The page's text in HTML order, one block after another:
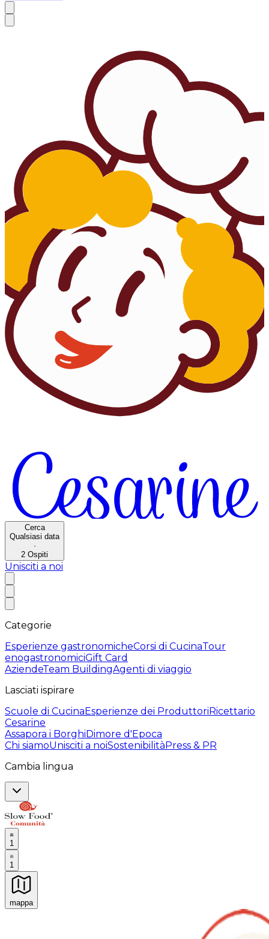
Cerca
Qualsiasi data
·
2 Ospiti
Unisciti a noi
Categorie
Esperienze gastronomicheCorsi di CucinaTour
enogastronomiciGift Card
AziendeTeam BuildingAgenti di viaggio
Lasciati ispirare
Scuole di CucinaEsperienze dei ProduttoriRicettario
Cesarine
Assapora i BorghiDimore d'Epoca
Chi siamoUnisciti a noiSostenibilitàPress & PR
Cambia lingua
1
1
mappa
Esperienze culinarie indimenticabili: Esperienze